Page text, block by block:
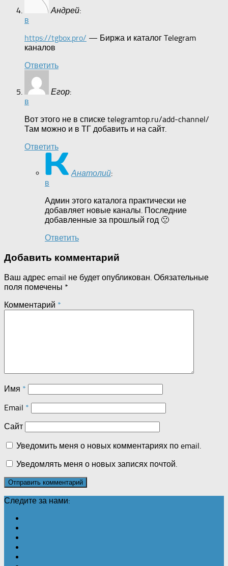
Андрей:
в
https://tgbox.pro/ — Биржа и каталог Telegram
каналов
Ответить
Егор:
в
Вот этого не в списке telegramtop.ru/add-channel/
Там можно и в ТГ добавить и на сайт.
Ответить
Анатолий:
в
Админ этого каталога практически не
добавляет новые каналы. Последние
добавленные за прошлый год 🙁
Ответить
Добавить комментарий
Ваш адрес email не будет опубликован. Обязательные
поля помечены *
Комментарий *
Имя *
Email *
Сайт
Уведомить меня о новых комментариях по email.
Уведомлять меня о новых записях почтой.
Следите за нами: